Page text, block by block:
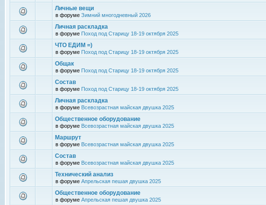
Личные вещи
в форуме Зимний многодневный 2026
Личная раскладка
в форуме Поход под Старицу 18-19 октября 2025
ЧТО ЕДИМ =)
в форуме Поход под Старицу 18-19 октября 2025
Общак
в форуме Поход под Старицу 18-19 октября 2025
Состав
в форуме Поход под Старицу 18-19 октября 2025
Личная раскладка
в форуме Всевозрастная майская двушка 2025
Общественное оборудование
в форуме Всевозрастная майская двушка 2025
Маршрут
в форуме Всевозрастная майская двушка 2025
Состав
в форуме Всевозрастная майская двушка 2025
Технический анализ
в форуме Апрельская пешая двушка 2025
Общественное оборудование
в форуме Апрельская пешая двушка 2025